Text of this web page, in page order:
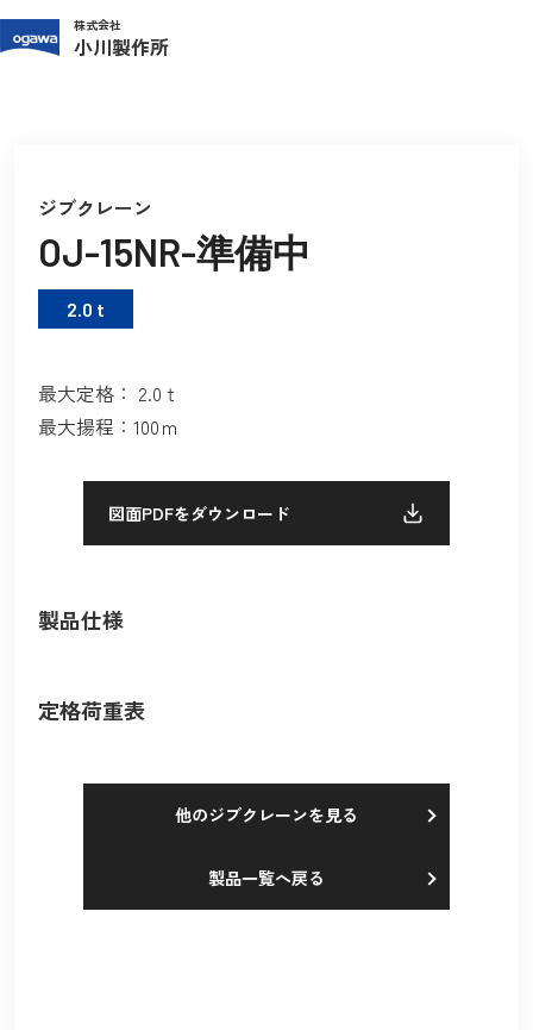
株式会社
小川製作所
ジブクレーン
OJ-15NR-準備中
2.0 t
最大定格： 2.0ｔ
最大揚程：100ｍ
図面PDFをダウンロード
製品仕様
定格荷重表
他のジブクレーンを見る
製品一覧へ戻る